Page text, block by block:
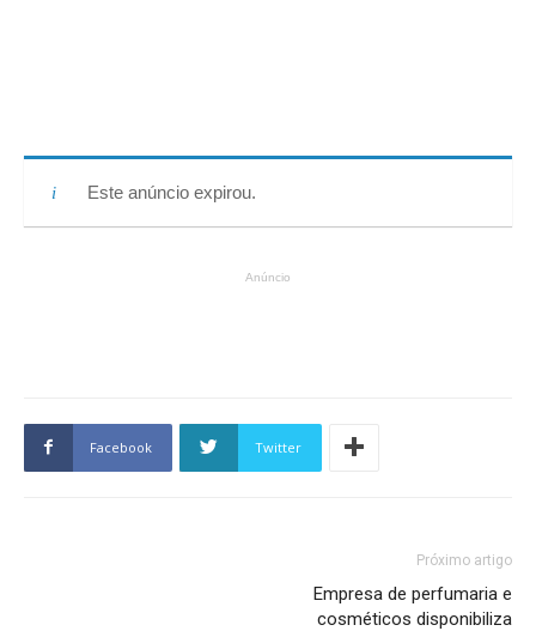
Este anúncio expirou.
Anúncio
Facebook Twitter
Próximo artigo
Empresa de perfumaria e
cosméticos disponibiliza